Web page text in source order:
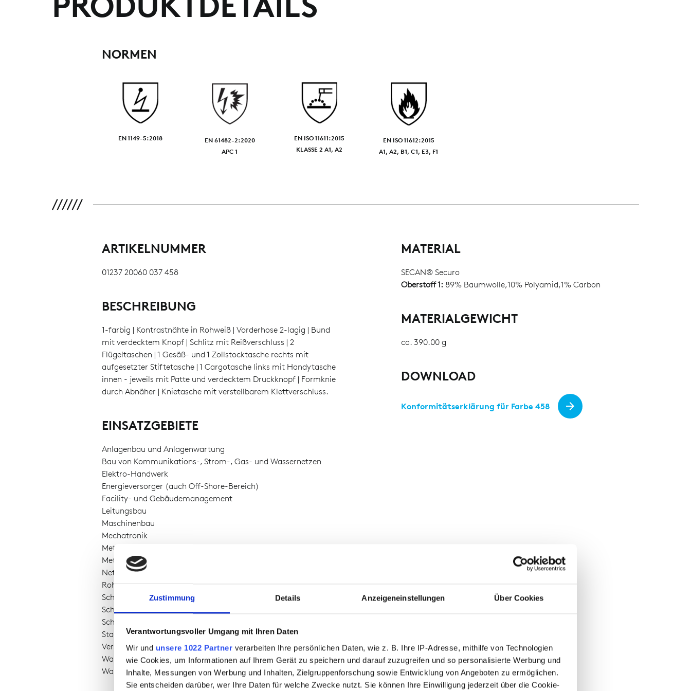
Zustimmung Details Anzeigeneinstellungen Über Cookies
Verantwortungsvoller Umgang mit Ihren Daten
Wir und unsere 1022 Partner verarbeiten Ihre persönlichen Daten, wie z. B. Ihre IP-Adresse, mithilfe von Technologien
wie Cookies, um Informationen auf Ihrem Gerät zu speichern und darauf zuzugreifen und so personalisierte Werbung und
Inhalte, Messungen von Werbung und Inhalten, Zielgruppenforschung sowie Entwicklung von Angeboten zu ermöglichen.
Sie entscheiden darüber, wer Ihre Daten für welche Zwecke nutzt. Sie können Ihre Einwilligung jederzeit über die Cookie-
NORMEN
EN 1149-5:2018
EN 61482-2:2020
APC 1
EN ISO 11611:2015
KLASSE 2 A1, A2
EN ISO 11612:2015
A1, A2, B1, C1, E3, F1
ARTIKELNUMMER
01237 20060 037 458
BESCHREIBUNG
1-farbig | Kontrastnähte in Rohweiß | Vorderhose 2-lagig | Bund
mit verdecktem Knopf | Schlitz mit Reißverschluss | 2
Flügeltaschen | 1 Gesäß- und 1 Zollstocktasche rechts mit
aufgesetzter Stiftetasche | 1 Cargotasche links mit Handytasche
innen - jeweils mit Patte und verdecktem Druckknopf | Formknie
durch Abnäher | Knietasche mit verstellbarem Klettverschluss.
EINSATZGEBIETE
Anlagenbau und Anlagenwartung
Bau von Kommunikations-, Strom-, Gas- und Wassernetzen
Elektro-Handwerk
Energieversorger (auch Off-Shore-Bereich)
Facility- und Gebäudemanagement
Leitungsbau
Maschinenbau
Mechatronik
Metallbau
Metallverarbeitende Industrie
Netztechnik
Rohrleitungsbau
Schaltanlagenbau
Schiffsbau
Schweiß-Betriebe
Stadtwerke
Versorger (Gas, Strom, Wasser)
Walzwerke
Wartung von Niederspannungsnetzen
MATERIAL
SECAN® Securo
Oberstoff 1: 89% Baumwolle,10% Polyamid,1% Carbon
MATERIALGEWICHT
ca. 390.00 g
DOWNLOAD
Konformitätserklärung für Farbe 458